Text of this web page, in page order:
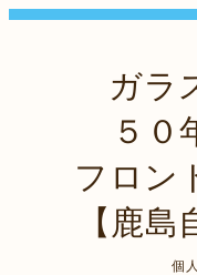
ガラ
５０
フロン
【鹿島
個